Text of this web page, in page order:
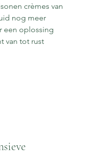
crèmes van
nog meer
een oplossing
van tot rust